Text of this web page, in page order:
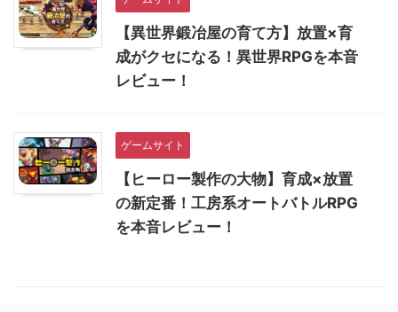
【異世界鍛冶屋の育て方】放置×育
成がクセになる！異世界RPGを本音
レビュー！
ゲームサイト
【ヒーロー製作の大物】育成×放置
の新定番！工房系オートバトルRPG
を本音レビュー！